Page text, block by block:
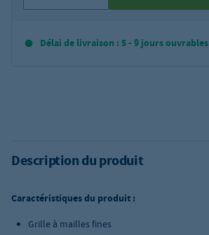
Délai de livraison : 5 - 9 jours ouvrables
Description du produit
Caractéristiques du produit :
Grille à mailles fines